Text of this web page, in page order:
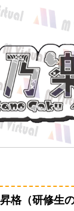
格（研修生の